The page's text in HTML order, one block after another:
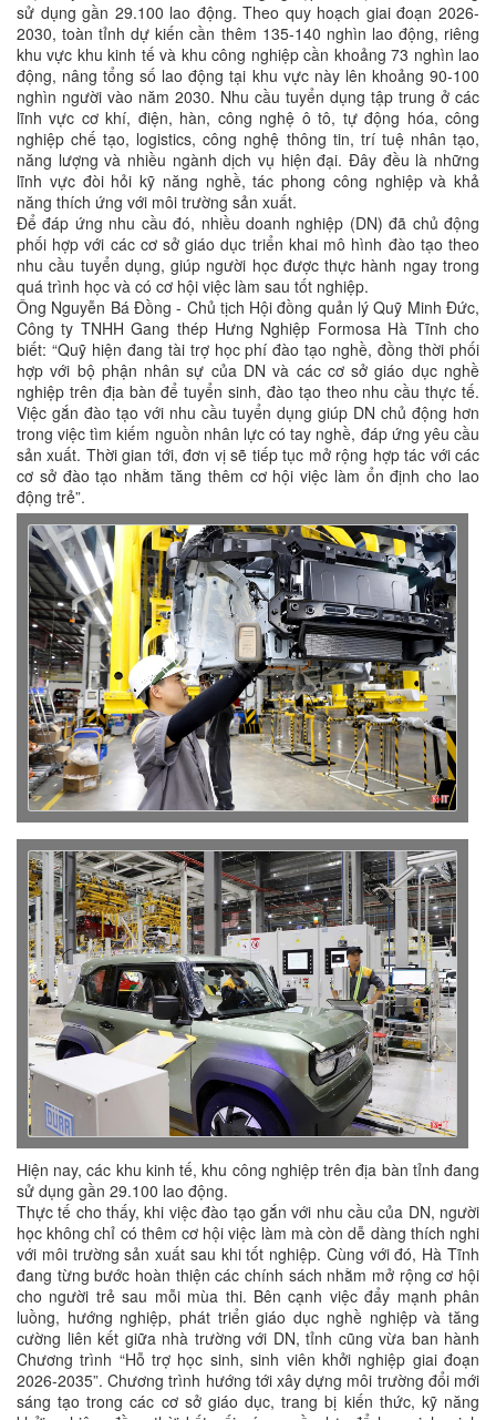
sử dụng gần 29.100 lao động. Theo quy hoạch giai đoạn 2026-
2030, toàn tỉnh dự kiến cần thêm 135-140 nghìn lao động, riêng
khu vực khu kinh tế và khu công nghiệp cần khoảng 73 nghìn lao
động, nâng tổng số lao động tại khu vực này lên khoảng 90-100
nghìn người vào năm 2030. Nhu cầu tuyển dụng tập trung ở các
lĩnh vực cơ khí, điện, hàn, công nghệ ô tô, tự động hóa, công
nghiệp chế tạo, logistics, công nghệ thông tin, trí tuệ nhân tạo,
năng lượng và nhiều ngành dịch vụ hiện đại. Đây đều là những
lĩnh vực đòi hỏi kỹ năng nghề, tác phong công nghiệp và khả
năng thích ứng với môi trường sản xuất.
Để đáp ứng nhu cầu đó, nhiều doanh nghiệp (DN) đã chủ động
phối hợp với các cơ sở giáo dục triển khai mô hình đào tạo theo
nhu cầu tuyển dụng, giúp người học được thực hành ngay trong
quá trình học và có cơ hội việc làm sau tốt nghiệp.
Ông Nguyễn Bá Đồng - Chủ tịch Hội đồng quản lý Quỹ Minh Đức,
Công ty TNHH Gang thép Hưng Nghiệp Formosa Hà Tĩnh cho
biết: “Quỹ hiện đang tài trợ học phí đào tạo nghề, đồng thời phối
hợp với bộ phận nhân sự của DN và các cơ sở giáo dục nghề
nghiệp trên địa bàn để tuyển sinh, đào tạo theo nhu cầu thực tế.
Việc gắn đào tạo với nhu cầu tuyển dụng giúp DN chủ động hơn
trong việc tìm kiếm nguồn nhân lực có tay nghề, đáp ứng yêu cầu
sản xuất. Thời gian tới, đơn vị sẽ tiếp tục mở rộng hợp tác với các
cơ sở đào tạo nhằm tăng thêm cơ hội việc làm ổn định cho lao
động trẻ”.
Hiện nay, các khu kinh tế, khu công nghiệp trên địa bàn tỉnh đang
sử dụng gần 29.100 lao động.
Thực tế cho thấy, khi việc đào tạo gắn với nhu cầu của DN, người
học không chỉ có thêm cơ hội việc làm mà còn dễ dàng thích nghi
với môi trường sản xuất sau khi tốt nghiệp. Cùng với đó, Hà Tĩnh
đang từng bước hoàn thiện các chính sách nhằm mở rộng cơ hội
cho người trẻ sau mỗi mùa thi. Bên cạnh việc đẩy mạnh phân
luồng, hướng nghiệp, phát triển giáo dục nghề nghiệp và tăng
cường liên kết giữa nhà trường với DN, tỉnh cũng vừa ban hành
Chương trình “Hỗ trợ học sinh, sinh viên khởi nghiệp giai đoạn
2026-2035”. Chương trình hướng tới xây dựng môi trường đổi mới
sáng tạo trong các cơ sở giáo dục, trang bị kiến thức, kỹ năng